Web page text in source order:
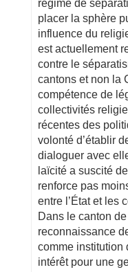
régime de
placer la sphère
influence du
est actuellement
contre le
cantons et non la
compétence de
collectivités
récentes des
volonté d’établir
dialoguer avec
laïcité a suscité
renforce pas
entre l’État et les
Dans le canton
reconnaissance
comme institution
intérêt pour une